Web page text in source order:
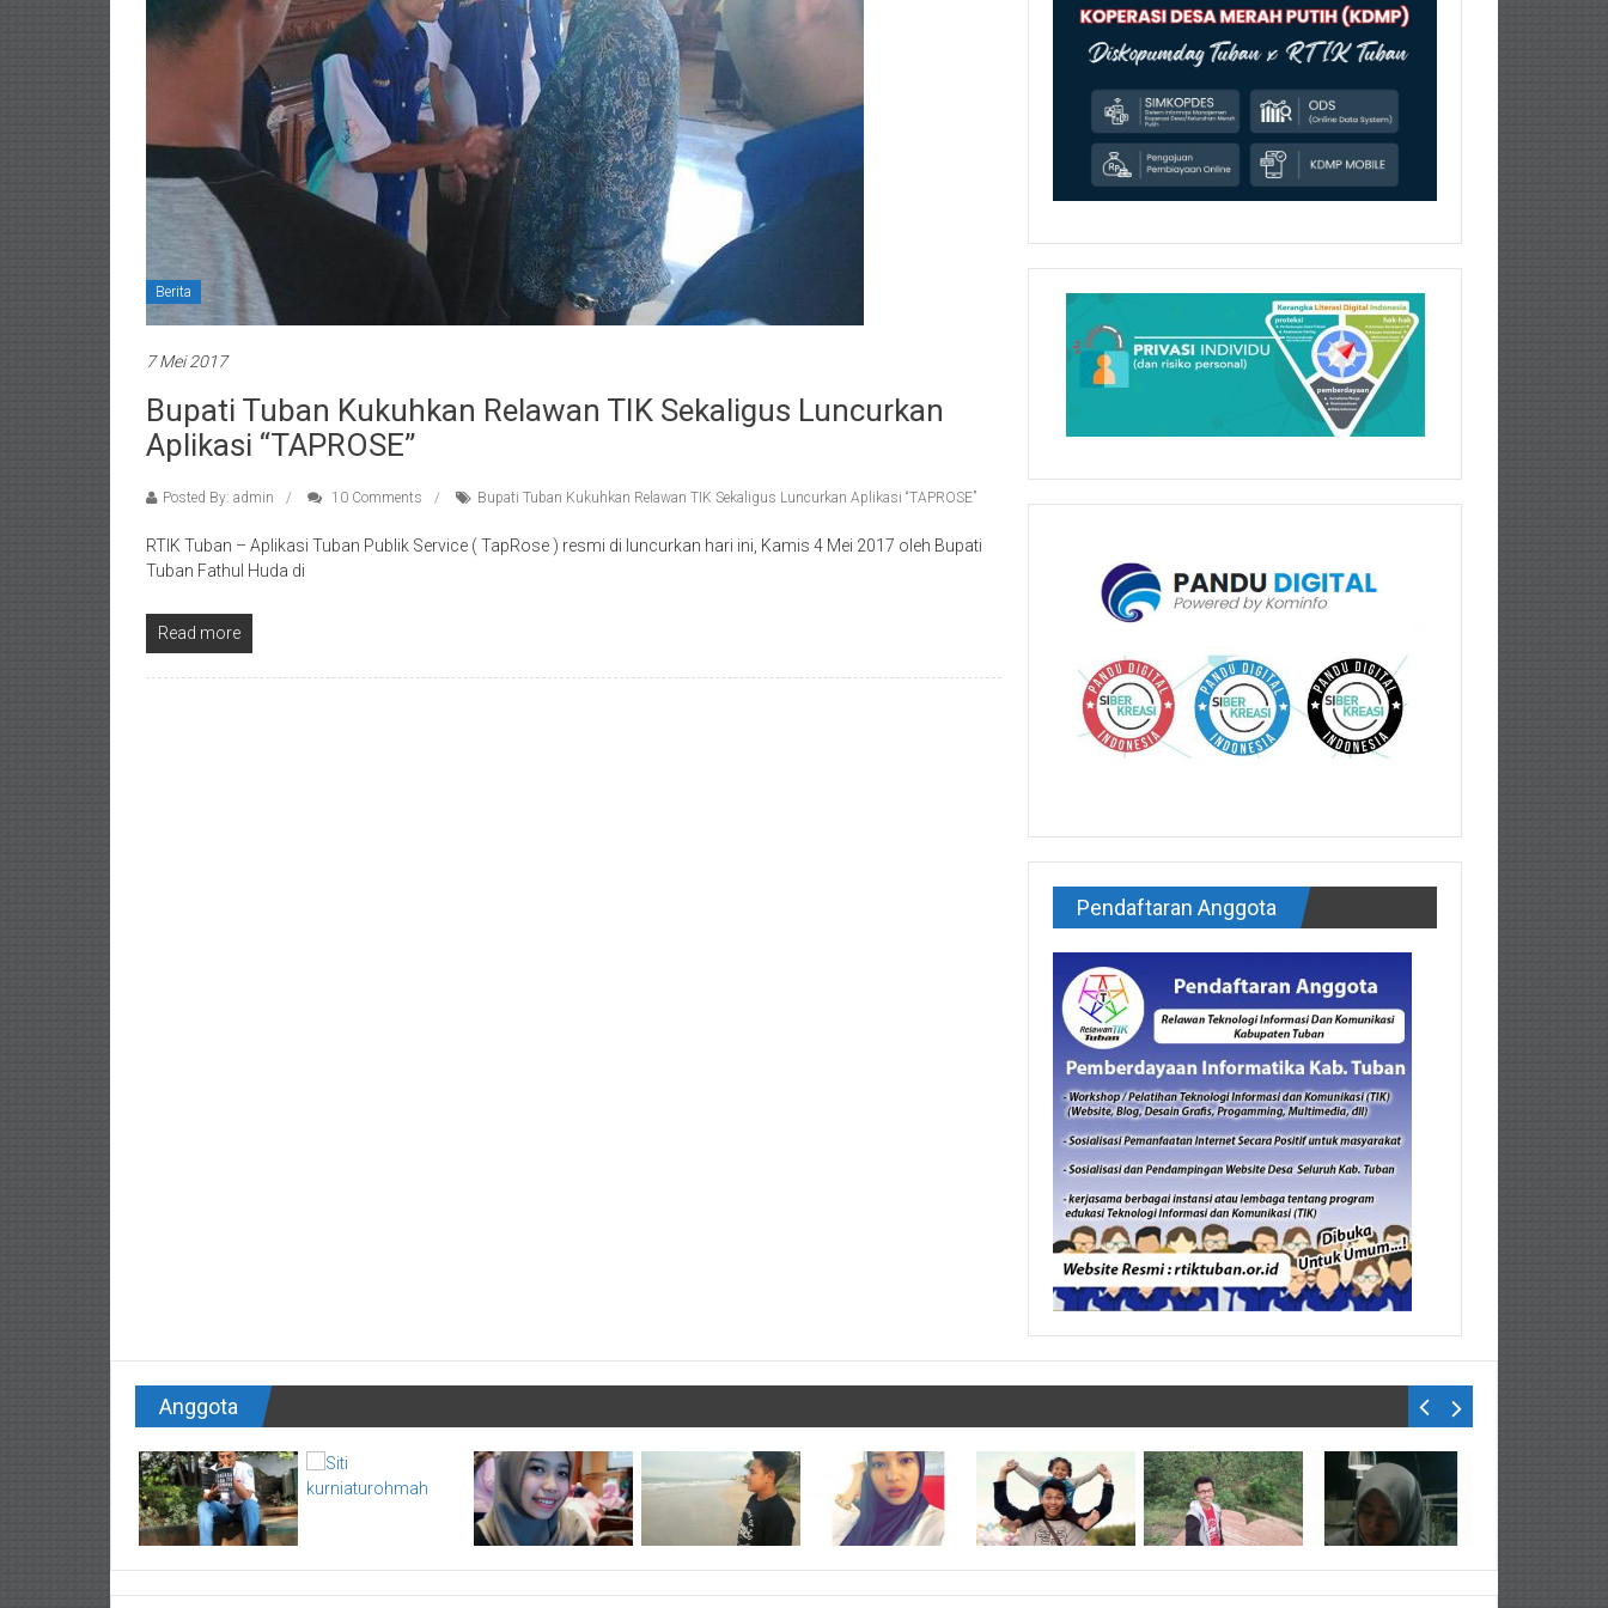
Berita
7 Mei 2017
Bupati Tuban Kukuhkan Relawan TIK Sekaligus Luncurkan
Aplikasi “TAPROSE”
Posted By: admin 10 Comments Bupati Tuban Kukuhkan Relawan TIK Sekaligus Luncurkan Aplikasi “TAPROSE”
RTIK Tuban – Aplikasi Tuban Publik Service ( TapRose ) resmi di luncurkan hari ini, Kamis 4 Mei 2017 oleh Bupati
Tuban Fathul Huda di
Read more
Pendaftaran Anggota
Anggota